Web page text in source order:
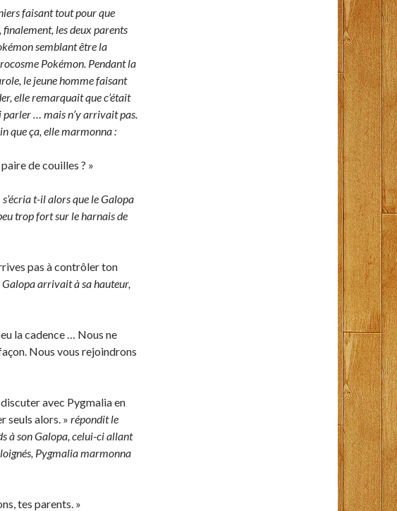
faisant tout pour que
les deux parents
semblant être la
Pokémon. Pendant la
le jeune homme faisant
elle remarquait que c’était
parler … mais n’y arrivait pas.
que ça, elle marmonna :
de couilles ? »
s’écria t-il alors que le Galopa
trop fort sur le harnais de
pas à contrôler ton
arrivait à sa hauteur,
la cadence … Nous ne
Nous vous rejoindrons
avec Pygmalia en
seuls alors. » répondit le
à son Galopa, celui-ci allant
Pygmalia marmonna
tes parents. »